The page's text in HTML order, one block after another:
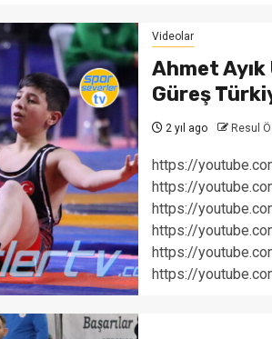
Videolar
Ahmet
Güreş
2 yıl ago Resul
https://
https://
https://
https://
https://
https://